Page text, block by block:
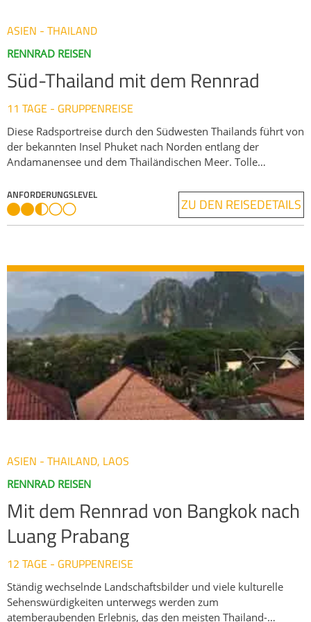
ASIEN - THAILAND
RENNRAD REISEN
Süd-Thailand mit dem Rennrad
11 TAGE - GRUPPENREISE
Diese Radsportreise durch den Südwesten Thailands führt von
der bekannten Insel Phuket nach Norden entlang der
Andamanensee und dem Thailändischen Meer. Tolle
auf dieser Rennradreise. Im Landesinneren führt unsere
Radtour durch üppige, exotische Vegetation und wir kommen
auf unserem Weg an der von Karstklippen geprägten Phang-
am Strand oder im Khao Sok National Park.
ANFORDERUNGSLEVEL
ZU DEN REISEDETAILS
ASIEN - THAILAND, LAOS
RENNRAD REISEN
Mit dem Rennrad von Bangkok nach
Luang Prabang
12 TAGE - GRUPPENREISE
Ständig wechselnde Landschaftsbilder und viele kulturelle
Sehenswürdigkeiten unterwegs werden zum
atemberaubenden Erlebnis, das den meisten Thailand-